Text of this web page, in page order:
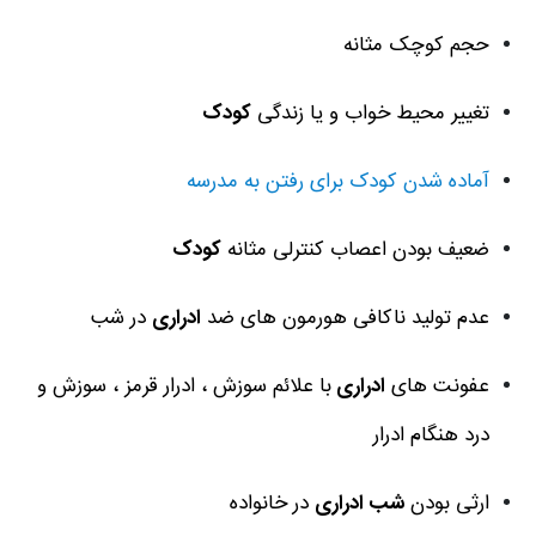
حجم کوچک مثانه
تغییر محیط خواب و یا زندگیکودک
آماده شدن کودک برای رفتن به مدرسه
ضعیف بودن اعصاب کنترلی مثانهکودک
عدم تولید ناکافی هورمون های ضدادراریدر شب
عفونت هایادراریبا علائم سوزش ، ادرار قرمز ، سوزش و
درد هنگام ادرار
ارثی بودنشب ادراریدر خانواده